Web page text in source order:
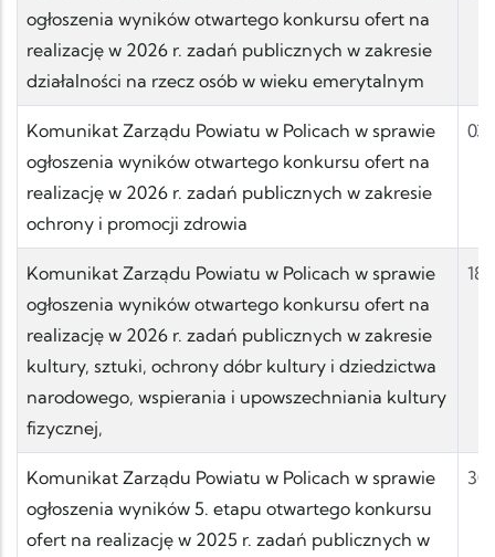
ogłoszenia wyników otwartego konkursu ofert na
realizację w 2026 r. zadań publicznych w zakresie
działalności na rzecz osób w wieku emerytalnym
Komunikat Zarządu Powiatu w Policach w sprawie
ogłoszenia wyników otwartego konkursu ofert na
realizację w 2026 r. zadań publicznych w zakresie
ochrony i promocji zdrowia
Komunikat Zarządu Powiatu w Policach w sprawie
ogłoszenia wyników otwartego konkursu ofert na
realizację w 2026 r. zadań publicznych w zakresie
kultury, sztuki, ochrony dóbr kultury i dziedzictwa
narodowego, wspierania i upowszechniania kultury
fizycznej,
Komunikat Zarządu Powiatu w Policach w sprawie
ogłoszenia wyników 5. etapu otwartego konkursu
ofert na realizację w 2025 r. zadań publicznych w